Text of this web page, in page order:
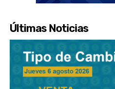
Últimas Noticias